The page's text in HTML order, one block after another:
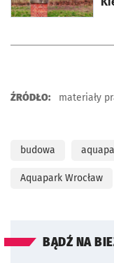
ŹRÓDŁO: materiały
budowa
Aquapark Wrocław
BĄDŹ NA